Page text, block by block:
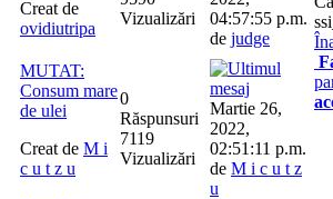
Creat de
ovidiutripa
Vizualizări
04:57:55 p.m.
de judge
MUTAT:
Consum mare
de ulei
Creat de M i
c u t z u
0
Răspunsuri
7119
Vizualizări
Martie 26,
2022,
02:51:11 p.m.
de M i c u t z
u